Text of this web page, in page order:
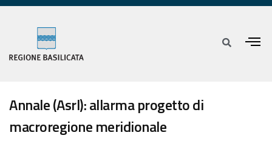
Annale (Asrl): allarma progetto di
macroregione meridionale